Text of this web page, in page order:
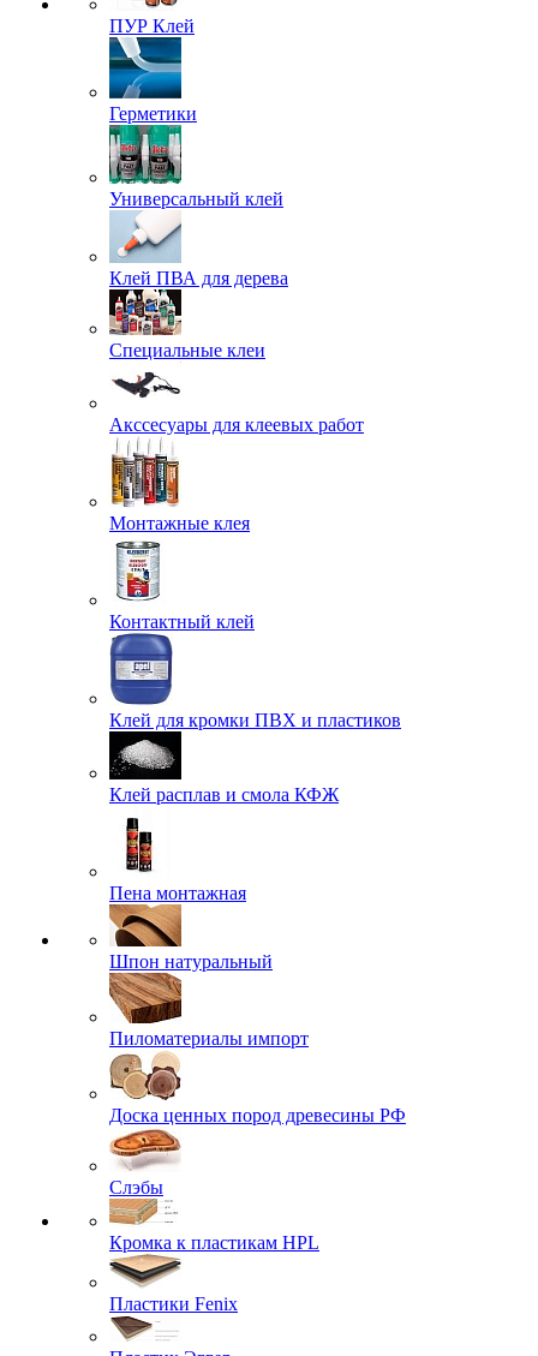
ПУР Клей
Герметики
Универсальный клей
Клей ПВА для дерева
Специальные клеи
Акссесуары для клеевых работ
Монтажные клея
Контактный клей
Клей для кромки ПВХ и пластиков
Клей расплав и смола КФЖ
Пена монтажная
Шпон натуральный
Пиломатериалы импорт
Доска ценных пород древесины РФ
Слэбы
Кромка к пластикам HPL
Пластики Fenix